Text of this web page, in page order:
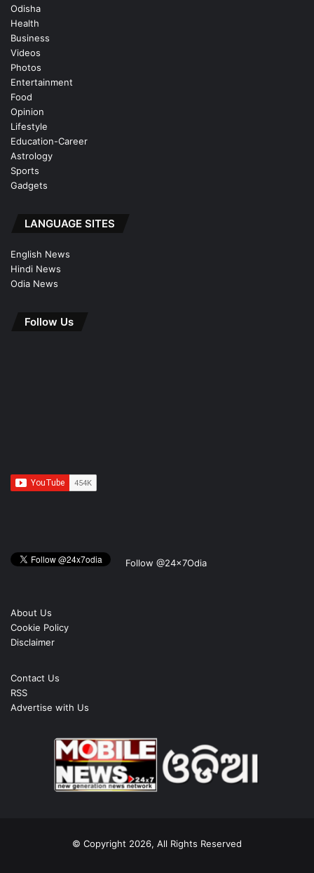
Odisha
Health
Business
Videos
Photos
Entertainment
Food
Opinion
Lifestyle
Education-Career
Astrology
Sports
Gadgets
LANGUAGE SITES
English News
Hindi News
Odia News
Follow Us
Follow @24x7Odia
About Us
Cookie Policy
Disclaimer
Contact Us
RSS
Advertise with Us
© Copyright 2026, All Rights Reserved